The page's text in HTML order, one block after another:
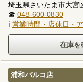
埼玉県さいたま市大宮
☎ 048-600-0830
ℹ 営業時間・店休日・
浦和パルコ店